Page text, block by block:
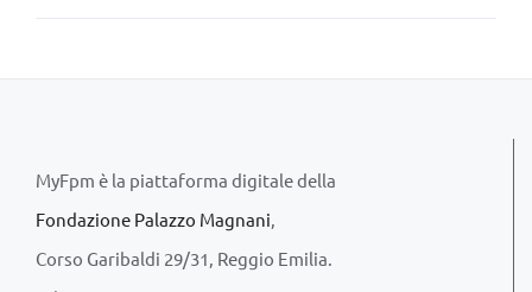
MyFpm è la piattaforma digitale della
Fondazione Palazzo Magnani
Corso Garibaldi 29/31, Reggio Emilia.